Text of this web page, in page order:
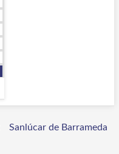
Sanlúcar de Barrameda